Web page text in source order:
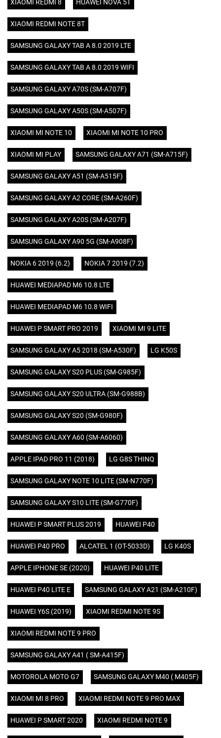
XIAOMI REDMI 8 HUAWEI NOVA 5T
XIAOMI REDMI NOTE 8T
SAMSUNG GALAXY TAB A 8.0 2019 LTE
SAMSUNG GALAXY TAB A 8.0 2019 WIFI
SAMSUNG GALAXY A70S (SM-A707F)
SAMSUNG GALAXY A50S (SM-A507F)
XIAOMI MI NOTE 10 XIAOMI MI NOTE 10 PRO
XIAOMI MI PLAY SAMSUNG GALAXY A71 (SM-A715F)
SAMSUNG GALAXY A51 (SM-A515F)
SAMSUNG GALAXY A2 CORE (SM-A260F)
SAMSUNG GALAXY A20S (SM-A207F)
SAMSUNG GALAXY A90 5G (SM-A908F)
NOKIA 6 2019 (6.2) NOKIA 7 2019 (7.2)
HUAWEI MEDIAPAD M6 10.8 LTE
HUAWEI MEDIAPAD M6 10.8 WIFI
HUAWEI P SMART PRO 2019 XIAOMI MI 9 LITE
SAMSUNG GALAXY A5 2018 (SM-A530F) LG K50S
SAMSUNG GALAXY S20 PLUS (SM-G985F)
SAMSUNG GALAXY S20 ULTRA (SM-G988B)
SAMSUNG GALAXY S20 (SM-G980F)
SAMSUNG GALAXY A60 (SM-A6060)
APPLE IPAD PRO 11 (2018) LG G8S THINQ
SAMSUNG GALAXY NOTE 10 LITE (SM-N770F)
SAMSUNG GALAXY S10 LITE (SM-G770F)
HUAWEI P SMART PLUS 2019 HUAWEI P40
HUAWEI P40 PRO ALCATEL 1 (OT-5033D) LG K40S
APPLE IPHONE SE (2020) HUAWEI P40 LITE
HUAWEI P40 LITE E SAMSUNG GALAXY A21 (SM-A210F)
HUAWEI Y6S (2019) XIAOMI REDMI NOTE 9S
XIAOMI REDMI NOTE 9 PRO
SAMSUNG GALAXY A41 ( SM-A415F)
MOTOROLA MOTO G7 SAMSUNG GALAXY M40 ( M405F)
XIAOMI MI 8 PRO XIAOMI REDMI NOTE 9 PRO MAX
HUAWEI P SMART 2020 XIAOMI REDMI NOTE 9